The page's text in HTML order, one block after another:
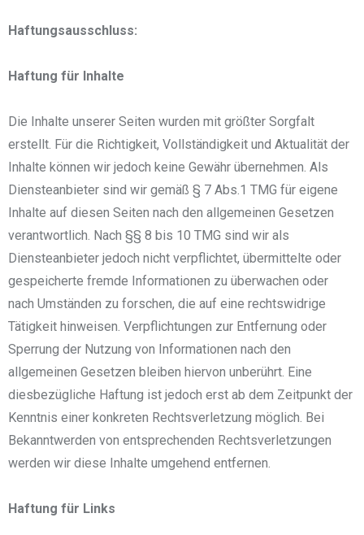
Haftungsausschluss:
Haftung für Inhalte
Die Inhalte unserer Seiten wurden mit größter Sorgfalt
erstellt. Für die Richtigkeit, Vollständigkeit und Aktualität der
Inhalte können wir jedoch keine Gewähr übernehmen. Als
Diensteanbieter sind wir gemäß § 7 Abs.1 TMG für eigene
Inhalte auf diesen Seiten nach den allgemeinen Gesetzen
verantwortlich. Nach §§ 8 bis 10 TMG sind wir als
Diensteanbieter jedoch nicht verpflichtet, übermittelte oder
gespeicherte fremde Informationen zu überwachen oder
nach Umständen zu forschen, die auf eine rechtswidrige
Tätigkeit hinweisen. Verpflichtungen zur Entfernung oder
Sperrung der Nutzung von Informationen nach den
allgemeinen Gesetzen bleiben hiervon unberührt. Eine
diesbezügliche Haftung ist jedoch erst ab dem Zeitpunkt der
Kenntnis einer konkreten Rechtsverletzung möglich. Bei
Bekanntwerden von entsprechenden Rechtsverletzungen
werden wir diese Inhalte umgehend entfernen.
Haftung für Links